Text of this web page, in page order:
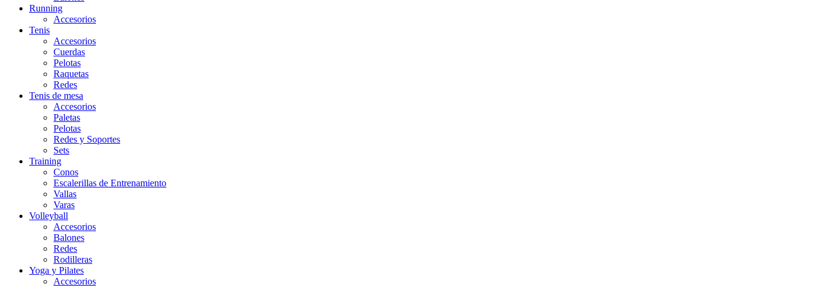
Running
Accesorios
Tenis
Accesorios
Cuerdas
Pelotas
Raquetas
Redes
Tenis de mesa
Accesorios
Paletas
Pelotas
Redes y Soportes
Sets
Training
Conos
Escalerillas de Entrenamiento
Vallas
Varas
Volleyball
Accesorios
Balones
Redes
Rodilleras
Yoga y Pilates
Accesorios